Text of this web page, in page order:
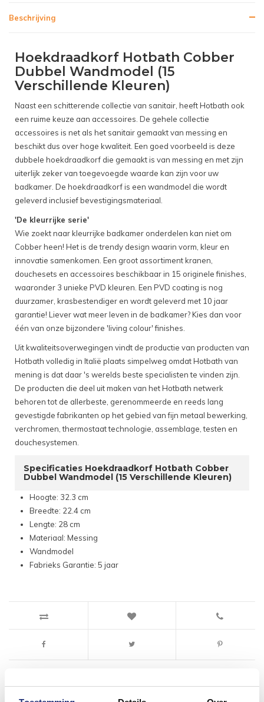
Beschrijving
Hoekdraadkorf Hotbath Cobber
Dubbel Wandmodel (15
Verschillende Kleuren)
Naast een schitterende collectie van sanitair, heeft Hotbath ook
een ruime keuze aan accessoires. De gehele collectie
accessoires is net als het sanitair gemaakt van messing en
beschikt dus over hoge kwaliteit. Een goed voorbeeld is deze
dubbele hoekdraadkorf die gemaakt is van messing en met zijn
uiterlijk zeker van toegevoegde waarde kan zijn voor uw
badkamer. De hoekdraadkorf is een wandmodel die wordt
geleverd inclusief bevestigingsmateriaal.
'De kleurrijke serie'
Wie zoekt naar kleurrijke badkamer onderdelen kan niet om
Cobber heen! Het is de trendy design waarin vorm, kleur en
innovatie samenkomen. Een groot assortiment kranen,
douchesets en accessoires beschikbaar in 15 originele finishes,
waaronder 3 unieke PVD kleuren. Een PVD coating is nog
duurzamer, krasbestendiger en wordt geleverd met 10 jaar
garantie! Liever wat meer leven in de badkamer? Kies dan voor
één van onze bijzondere 'living colour' finishes.
Uit kwaliteitsoverwegingen vindt de productie van producten van
Hotbath volledig in Italië plaats simpelweg omdat Hotbath van
mening is dat daar 's werelds beste specialisten te vinden zijn.
De producten die deel uit maken van het Hotbath netwerk
behoren tot de allerbeste, gerenommeerde en reeds lang
gevestigde fabrikanten op het gebied van fijn metaal bewerking,
verchromen, thermostaat technologie, assemblage, testen en
douchesystemen.
Specificaties Hoekdraadkorf Hotbath Cobber
Dubbel Wandmodel (15 Verschillende Kleuren)
Hoogte: 32.3 cm
Breedte: 22.4 cm
Lengte: 28 cm
Materiaal: Messing
Wandmodel
Fabrieks Garantie: 5 jaar